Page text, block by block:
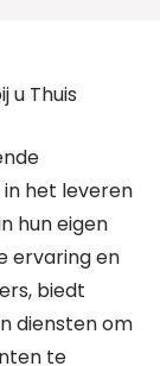
u Thuis
in het leveren
hun eigen
ervaring en
biedt
diensten om
te